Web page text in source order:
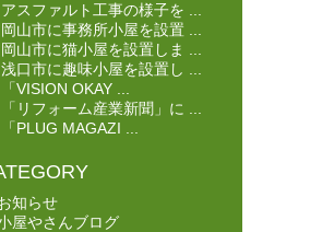
アスファルト工事の様子を ...
岡山市に事務所小屋を設置 ...
岡山市に猫小屋を設置しま ...
浅口市に趣味小屋を設置し ...
「VISION OKAY ...
「リフォーム産業新聞」に ...
「PLUG MAGAZI ...
知らせ
屋やさんブログ